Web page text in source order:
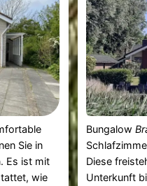
Sie in
Es ist mit
wie
Bungalow
Diese
Unterkunft